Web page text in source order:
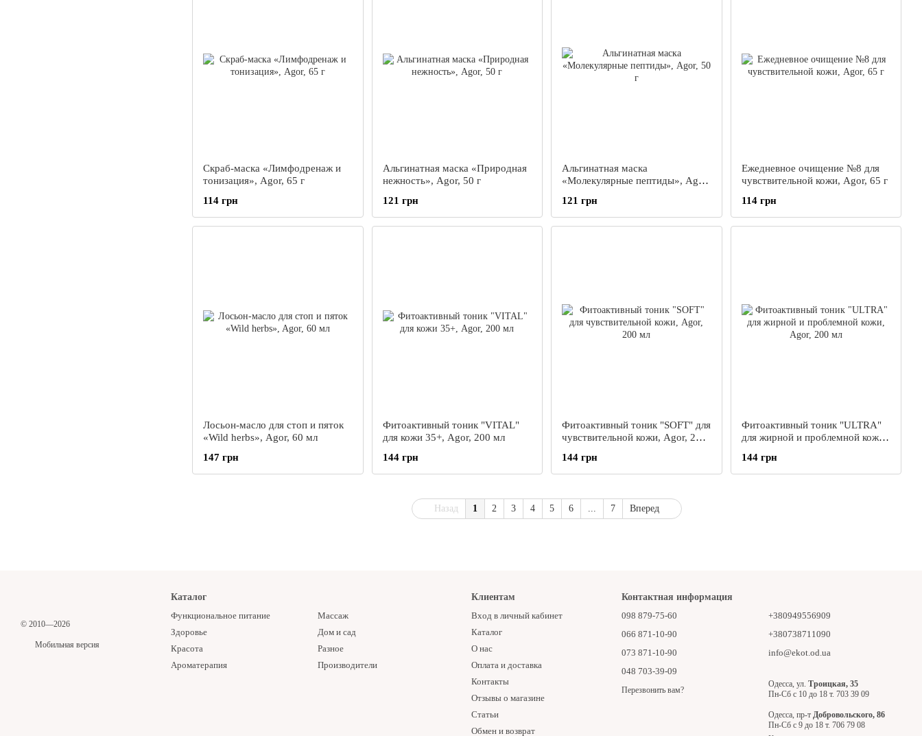
Скраб-маска «Лимфодренаж и
тонизация», Agor, 65 г
114 грн
Альгинатная маска «Природная
нежность», Agor, 50 г
121 грн
Альгинатная маска
«Молекулярные пептиды», Agor,
121 грн
Ежедневное очищение №8 для
чувствительной кожи, Agor, 65 г
114 грн
Лосьон-масло для стоп и пяток
«Wild herbs», Agor, 60 мл
147 грн
Фитоактивный тоник "VITAL"
для кожи 35+, Agor, 200 мл
144 грн
Фитоактивный тоник "SOFT" для
чувствительной кожи, Agor, 200
144 грн
Фитоактивный тоник "ULTRA"
для жирной и проблемной кожи,
144 грн
Назад 1 2 3 4 5 6 ... 7 Вперед
© 2010—2026
Мобильная версия
Каталог
Функциональное питание
Здоровье
Красота
Ароматерапия
Массаж
Дом и сад
Разное
Производители
Клиентам
Вход в личный кабинет
Каталог
О нас
Оплата и доставка
Контакты
Отзывы о магазине
Статьи
Обмен и возврат
Контактная информация
098 879-75-60
066 871-10-90
073 871-10-90
048 703-39-09
Перезвонить вам?
+380949556909
+380738711090
info@ekot.od.ua
Одесса, ул. Троицкая, 35
Пн-Сб с 10 до 18 т. 703 39 09
Одесса, пр-т Добровольского, 86
Пн-Сб с 9 до 18 т. 706 79 08